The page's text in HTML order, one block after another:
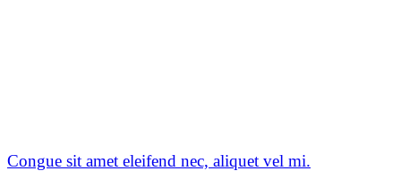
Congue sit amet eleifend nec, aliquet vel mi.